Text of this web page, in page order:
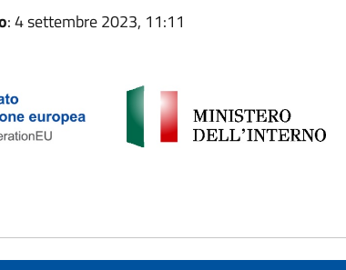
: 4 settembre 2023, 11:11